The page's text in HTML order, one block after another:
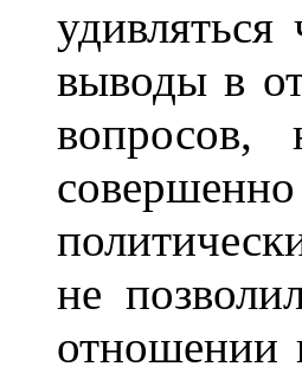
удивляться
выводы в
вопросов,
не
отношении